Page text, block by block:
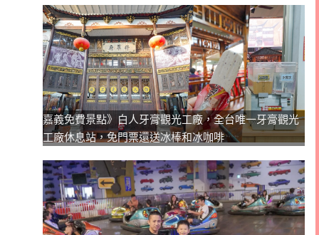
嘉義免費景點》白人牙膏觀光工廠，全台唯一牙膏觀光
工廠休息站，免門票還送冰棒和冰咖啡